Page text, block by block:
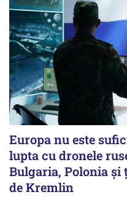
Europa nu este
lupta cu dronele
Bulgaria, Polonia și
de Kremlin